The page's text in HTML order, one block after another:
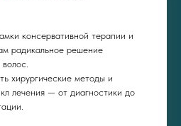
консервативной терапии и
радикальное решение
хирургические методы и
лечения — от диагностики до